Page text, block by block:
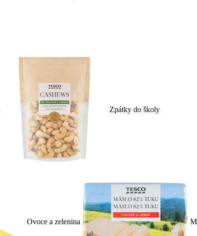
Zpátky do školy
Ovoce a zelenina